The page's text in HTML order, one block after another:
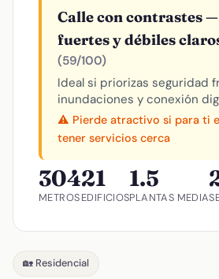
Calle con contrastes
fuertes y débiles
(59/100)
Ideal si priorizas seguridad
inundaciones y conexión
⚠️ Pierde atractivo si para ti
tener servicios cerca
304
METROS
21
EDIFICIOS
1.5
PLANTAS MEDIA
🏡 Residencial